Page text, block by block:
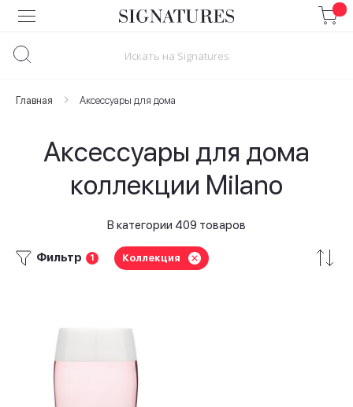
Skip
to
Главная Аксессуары для дома
Аксессуары для дома
коллекции Milano
В категории 409 товаров
Фильтр 1 Коллекция